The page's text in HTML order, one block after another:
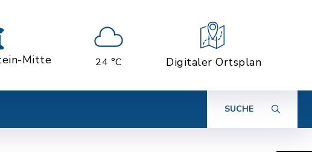
Mitte 24 °C Digitaler Ortsplan
SUCHE